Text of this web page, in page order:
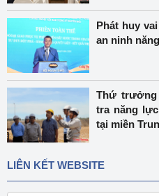
Phát huy
an ninh
Thứ trưởng
tra năng
tại miền
LIÊN KẾT WEBSITE